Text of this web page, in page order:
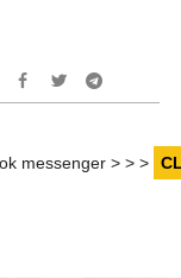
messenger > > >